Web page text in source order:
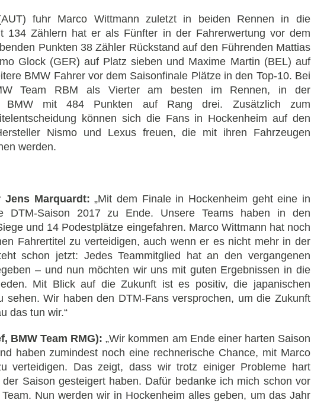
fuhr Marco Wittmann zuletzt in beiden Rennen in die
134 Zählern hat er als Fünfter in der Fahrerwertung vor dem
Punkten 38 Zähler Rückstand auf den Führenden Mattias
Glock (GER) auf Platz sieben und Maxime Martin (BEL) auf
BMW Fahrer vor dem Saisonfinale Plätze in den Top-10. Bei
Team RBM als Vierter am besten im Rennen, in der
BMW mit 484 Punkten auf Rang drei. Zusätzlich zum
können sich die Fans in Hockenheim auf den
Nismo und Lexus freuen, die mit ihren Fahrzeugen
werden.
Jens Marquardt: „Mit dem Finale in Hockenheim geht eine in
DTM-Saison 2017 zu Ende. Unsere Teams haben in den
und 14 Podestplätze eingefahren. Marco Wittmann hat noch
Fahrertitel zu verteidigen, auch wenn er es nicht mehr in der
schon jetzt: Jedes Teammitglied hat an den vergangenen
– und nun möchten wir uns mit guten Ergebnissen in die
Mit Blick auf die Zukunft ist es positiv, die japanischen
sehen. Wir haben den DTM-Fans versprochen, um die Zukunft
das tun wir.“
BMW Team RMG): „Wir kommen am Ende einer harten Saison
haben zumindest noch eine rechnerische Chance, mit Marco
verteidigen. Das zeigt, dass wir trotz einiger Probleme hart
Saison gesteigert haben. Dafür bedanke ich mich schon vor
Nun werden wir in Hockenheim alles geben, um das Jahr